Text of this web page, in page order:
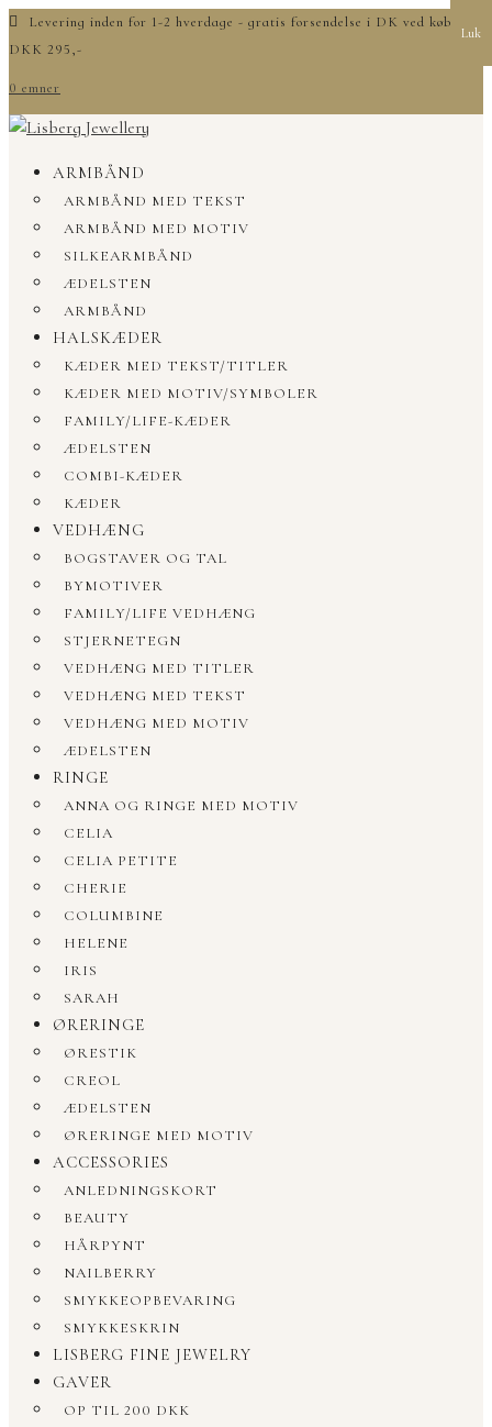
Levering inden for 1-2 hverdage - gratis forsendelse i DK ved køb over
DKK 295,-
0 emner
ARMBÅND
ARMBÅND MED TEKST
ARMBÅND MED MOTIV
SILKEARMBÅND
ÆDELSTEN
ARMBÅND
HALSKÆDER
KÆDER MED TEKST/TITLER
KÆDER MED MOTIV/SYMBOLER
FAMILY/LIFE-KÆDER
ÆDELSTEN
COMBI-KÆDER
KÆDER
VEDHÆNG
BOGSTAVER OG TAL
BYMOTIVER
FAMILY/LIFE VEDHÆNG
STJERNETEGN
VEDHÆNG MED TITLER
VEDHÆNG MED TEKST
VEDHÆNG MED MOTIV
ÆDELSTEN
RINGE
ANNA OG RINGE MED MOTIV
CELIA
CELIA PETITE
CHERIE
COLUMBINE
HELENE
IRIS
SARAH
ØRERINGE
ØRESTIK
CREOL
ÆDELSTEN
ØRERINGE MED MOTIV
ACCESSORIES
ANLEDNINGSKORT
BEAUTY
HÅRPYNT
NAILBERRY
SMYKKEOPBEVARING
SMYKKESKRIN
LISBERG FINE JEWELRY
GAVER
OP TIL 200 DKK
Luk